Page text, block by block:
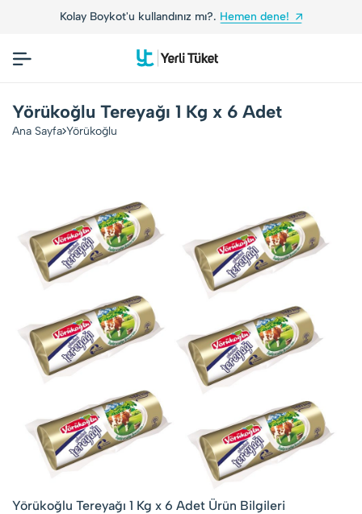
Kolay Boykot'u kullandınız mı?. Hemen dene!
Yörükoğlu Tereyağı 1 Kg x 6 Adet
Ana Sayfa Yörükoğlu
Yörükoğlu Tereyağı 1 Kg x 6 Adet Ürün Bilgileri